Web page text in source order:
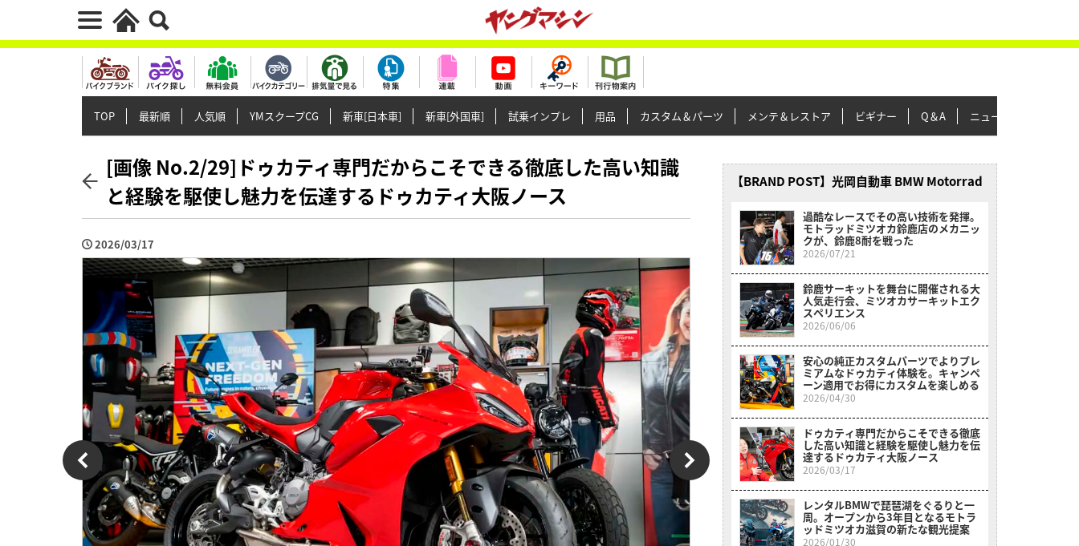
TOP 最新順 人気順 YMスクープCG 新車[日本車] 新車[外国車] 試乗インプレ 用品 カスタム＆パーツ メンテ＆レストア ビギナー Q＆A ニュース＆トピックス
[画像 No.2/29]ドゥカティ専門だからこそできる徹底した高い知識
と経験を駆使し魅力を伝達するドゥカティ大阪ノース
2026/03/17
【BRAND POST】光岡自動車 BMW Motorrad
過酷なレースでその高い技術を発揮。
モトラッドミツオカ鈴鹿店のメカニッ
クが、鈴鹿8耐を戦った
2026/07/21
鈴鹿サーキットを舞台に開催される大
人気走行会、ミツオカサーキットエク
スペリエンス
2026/06/06
安心の純正カスタムパーツでよりプレ
ミアムなドゥカティ体験を。キャンペ
ーン適用でお得にカスタムを楽しめる
2026/04/30
ドゥカティ専門だからこそできる徹底
した高い知識と経験を駆使し魅力を伝
達するドゥカティ大阪ノース
2026/03/17
レンタルBMWで琵琶湖をぐるりと一
周。オープンから3年目となるモトラ
ッドミツオカ滋賀の新たな観光提案
2026/01/30